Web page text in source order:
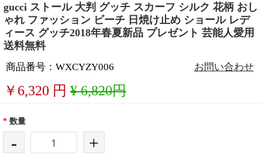
gucci ストール 大判 グッチ スカーフ シルク 花柄 おし
ゃれ ファッション ビーチ 日焼け止め ショール レデ
ィース グッチ2018年春夏新品 プレゼント 芸能人愛用
送料無料
商品番号：WXCYZY006 お問い合わせ
￥ 6,320 円 ¥ 6,820円
* 数量
- +